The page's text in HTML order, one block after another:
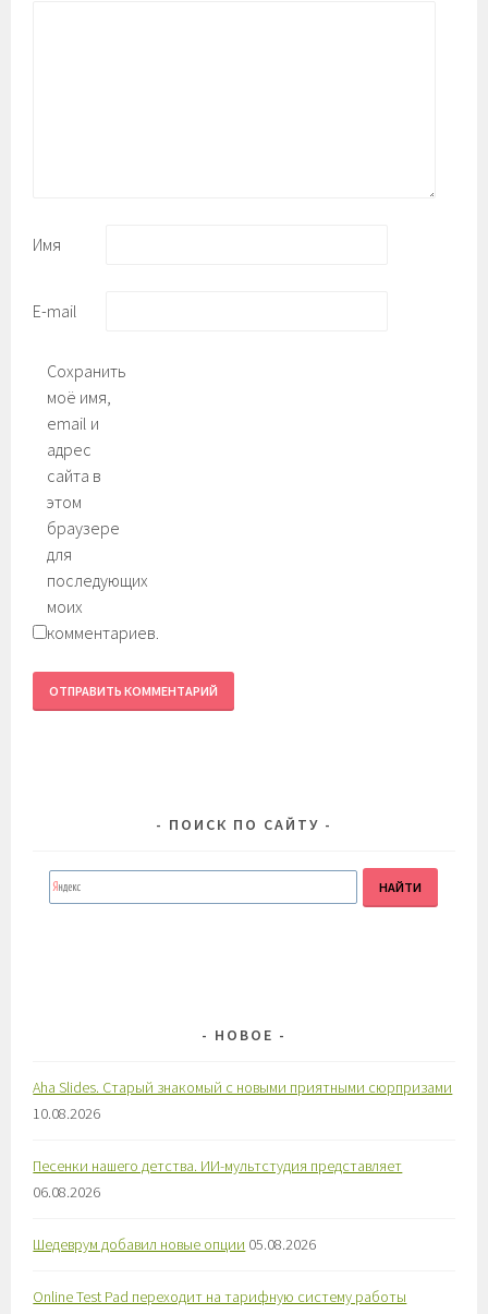
Имя
E-mail
Сохранить
моё имя,
email и
адрес
сайта в
этом
браузере
для
последующих
моих
комментариев.
ПОИСК ПО САЙТУ
НОВОЕ
Aha Slides. Старый знакомый с новыми приятными сюрпризами
10.08.2026
Песенки нашего детства. ИИ-мультстудия представляет
06.08.2026
Шедеврум добавил новые опции 05.08.2026
Online Test Pad переходит на тарифную систему работы